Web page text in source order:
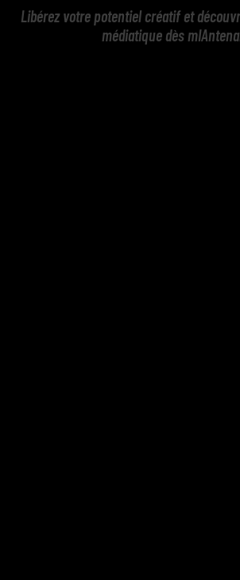
Libérez votre potentiel créatif et
médiatique dès